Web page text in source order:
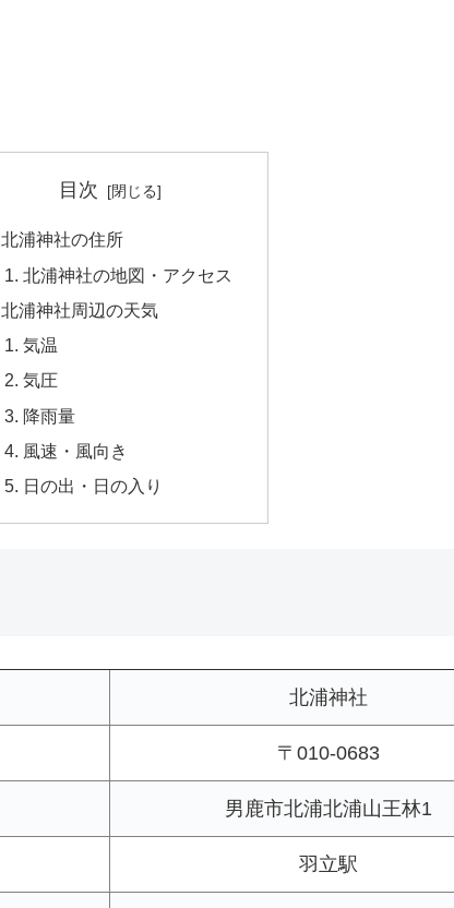
目次
北浦神社の住所
北浦神社の地図・アクセス
北浦神社周辺の天気
気温
気圧
降雨量
風速・風向き
日の出・日の入り
北浦神社
〒010-0683
男鹿市北浦北浦山王林1
羽立駅